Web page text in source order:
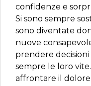
confidenze e
Si sono sempre
sono diventate
nuove
prendere
sempre le loro
affrontare il